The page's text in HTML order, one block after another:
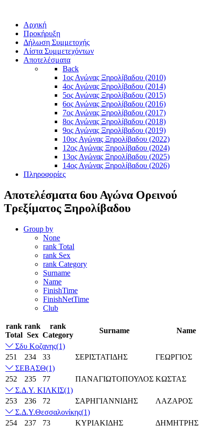
Αρχική
Προκήρυξη
Δήλωση Συμμετοχής
Λίστα Συμμετεχόντων
Αποτελέσματα
Back
1ος Αγώνας Ξηρολίβαδου (2010)
4ος Αγώνας Ξηρολίβαδου (2014)
5ος Αγώνας Ξηρολίβαδου (2015)
6ος Αγώνας Ξηρολίβαδου (2016)
7ος Αγώνας Ξηρολίβαδου (2017)
8ος Αγώνας Ξηρολίβαδου (2018)
9ος Αγώνας Ξηρολίβαδου (2019)
10ος Αγώνας Ξηρολίβαδου (2022)
12ος Αγώνας Ξηρολίβαδου (2024)
13ος Αγώνας Ξηρολίβαδου (2025)
14ος Αγώνας Ξηρολίβαδου (2026)
Πληροφορίες
Αποτελέσματα 6ου Αγώνα Ορεινού
Τρεξίματος Ξηρολίβαδου
Group by
None
rank Total
rank Sex
rank Category
Surname
Name
FinishTime
FinishNetTime
Club
rank
Total
rank
Sex
rank
Category
Surname
Name
Σδυ Κοζανης(1)
251
234 33 ΣΕΡΙΣΤΑΤΙΔΗΣ
ΓΕΩΡΓΙΟΣ
ΣΕΒΑΣΘ(1)
252
235 77 ΠΑΝΑΓΙΩΤΟΠΟΥΛΟΣ ΚΩΣΤΑΣ
Σ.Δ.Υ. ΚΙΛΚΙΣ(1)
253
236 72 ΣΑΡΗΓΙΑΝΝΙΔΗΣ
ΛΑΖΑΡΟΣ
Σ.Δ.Υ.Θεσσαλονίκης(1)
254
237 73 ΚΥΡΙΑΚΙΔΗΣ
ΔΗΜΗΤΡΗΣ